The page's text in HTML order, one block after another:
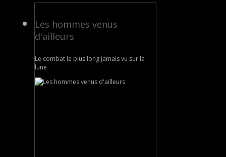
Les hommes venus
d'ailleurs
Le combat le plus long jamais vu sur la
lune